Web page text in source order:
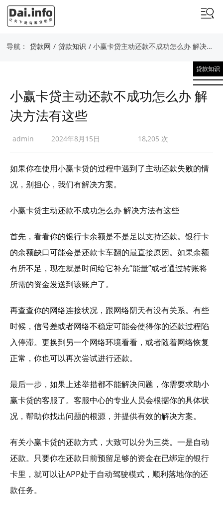
导航： 贷款网 / 贷款知识 / 小赢卡贷主动还款不成功怎么办 解决方法有这些
贷款知识
小赢卡贷主动还款不成功怎么办 解
决方法有这些
admin 2024年8月15日 18,205 次
如果你在使用小赢卡贷的过程中遇到了主动还款失败的情
况，别担心，我们有解决方案。
小赢卡贷主动还款不成功怎么办 解决方法有这些
首先，看看你的银行卡余额是不是足以支持还款。银行卡
的余额缺口可能会是还款卡车翻的最直接原因。如果余额
有所不足，现在就是时间给它补充“能量”或者通过转账将
所需的资金发送到该账户了。
再查查你的网络连接状况，跟网络阴天有没有关系。有些
时候，信号差或者网络不稳定可能会使得你的还款过程陷
入停滞。更换到另一个网络环境看看，或者随着网络恢复
正常，你也可以再次尝试进行还款。
最后一步，如果上述举措都不能解决问题，你需要求助小
赢卡贷的客服了。客服中心的专业人员会根据你的具体状
况，帮助你找出问题的根源，并提供有效的解决方案。
有关小赢卡贷的还款方式，大致可以分为三类。一是自动
还款。只要你在还款日前预留足够的资金在已绑定的银行
卡里，就可以让APP处于自动驾驶模式，顺利落地你的还
款任务。